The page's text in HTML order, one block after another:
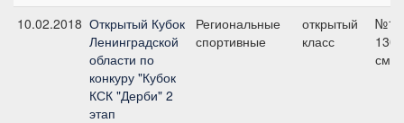
10.02.2018 Открытый Кубок
Ленинградской
области по
конкуру "Кубок
КСК "Дерби" 2
этап
Региональные
спортивные
открытый
класс
№1,
130
см